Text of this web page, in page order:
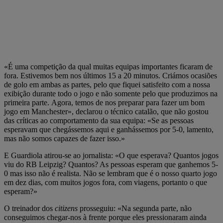
«É uma competição da qual muitas equipas importantes ficaram de
fora. Estivemos bem nos últimos 15 a 20 minutos. Criámos ocasiões
de golo em ambas as partes, pelo que fiquei satisfeito com a nossa
exibição durante todo o jogo e não somente pelo que produzimos na
primeira parte. Agora, temos de nos preparar para fazer um bom
jogo em Manchester», declarou o técnico catalão, que não gostou
das críticas ao comportamento da sua equipa: «Se as pessoas
esperavam que chegássemos aqui e ganhássemos por 5-0, lamento,
mas não somos capazes de fazer isso.»
E Guardiola atirou-se ao jornalista: «O que esperava? Quantos jogos
viu do RB Leipzig? Quantos? As pessoas esperam que ganhemos 5-
0 mas isso não é realista. Não se lembram que é o nosso quarto jogo
em dez dias, com muitos jogos fora, com viagens, portanto o que
esperam?»
O treinador dos citizens prosseguiu: «Na segunda parte, não
conseguimos chegar-nos à frente porque eles pressionaram ainda